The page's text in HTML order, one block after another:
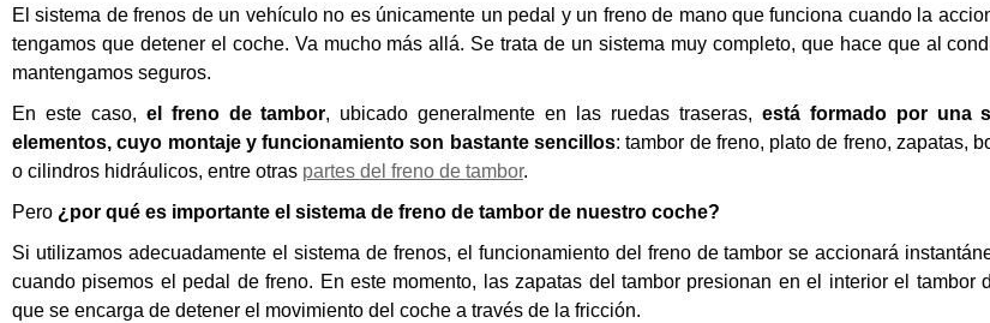
El sistema de frenos de un vehículo no es únicamente un pedal y un freno de mano que funciona cuando la
tengamos que detener el coche. Va mucho más allá. Se trata de un sistema muy completo, que hace que al
mantengamos seguros.
En este caso, el freno de tambor, ubicado generalmente en las ruedas traseras, está formado por una
elementos, cuyo montaje y funcionamiento son bastante sencillos: tambor de freno, plato de freno, zapatas,
o cilindros hidráulicos, entre otras partes del freno de tambor.
Pero ¿por qué es importante el sistema de freno de tambor de nuestro coche?
Si utilizamos adecuadamente el sistema de frenos, el funcionamiento del freno de tambor se accionará
cuando pisemos el pedal de freno. En este momento, las zapatas del tambor presionan en el interior el tambor
que se encarga de detener el movimiento del coche a través de la fricción.